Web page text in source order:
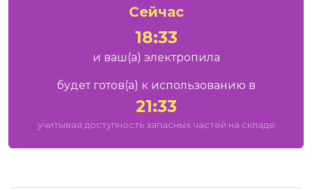
Сейчас
18:33
и ваш(а) электропила
будет готов(а) к использованию в
21:33
учитывая доступность запасных частей на складе